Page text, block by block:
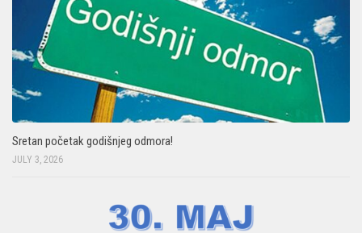
Sretan početak godišnjeg odmora!
JULY 3, 2026